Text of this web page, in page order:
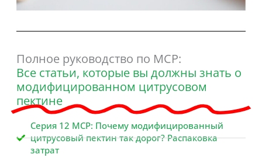
Полное руководство по MCP:
Все статьи, которые вы должны знать о
модифицированном цитрусовом
пектине
Серия 12 MCP: Почему модифицированный
цитрусовый пектин так дорог? Распаковка
затрат